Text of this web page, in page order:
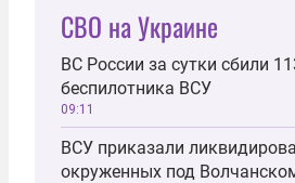
СВО на Украине
ВС России за сутки сбили
беспилотника ВСУ
09:11
ВСУ приказали
окруженных под